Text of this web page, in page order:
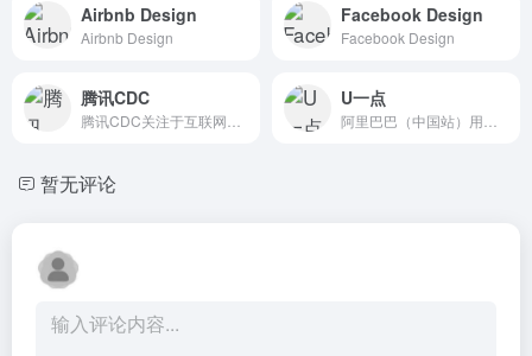
Airbnb Design
Airbnb Design
Facebook Design
Facebook Design
腾讯CDC U一点
暂无评论